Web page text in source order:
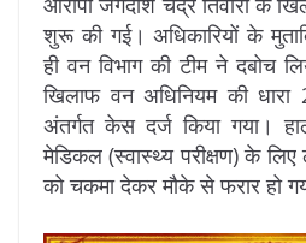
शुरू की गई। अधिकारियों के
ही वन विभाग की टीम ने दबोच
खिलाफ वन अधिनियम की
अंतर्गत केस दर्ज किया गया।
मेडिकल (स्वास्थ्य परीक्षण) के
को चकमा देकर मौके से फरार हो